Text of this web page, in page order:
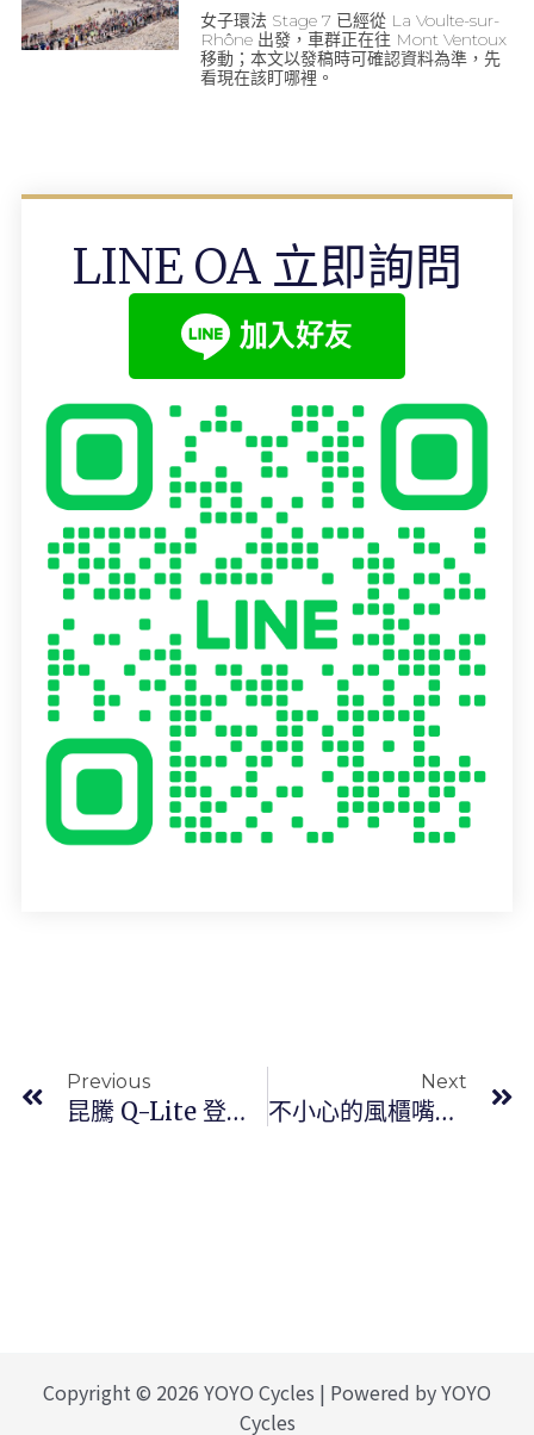
女子環法 Stage 7 已經從 La Voulte-sur-
Rhône 出發，車群正在往 Mont Ventoux
移動；本文以發稿時可確認資料為準，先
看現在該盯哪裡。
LINE OA 立即詢問
Previous
昆騰 Q-Lite 登山車 Birdy 花鼓
Next
不小心的風櫃嘴挑戰行
Copyright © 2026 YOYO Cycles | Powered by YOYO
Cycles